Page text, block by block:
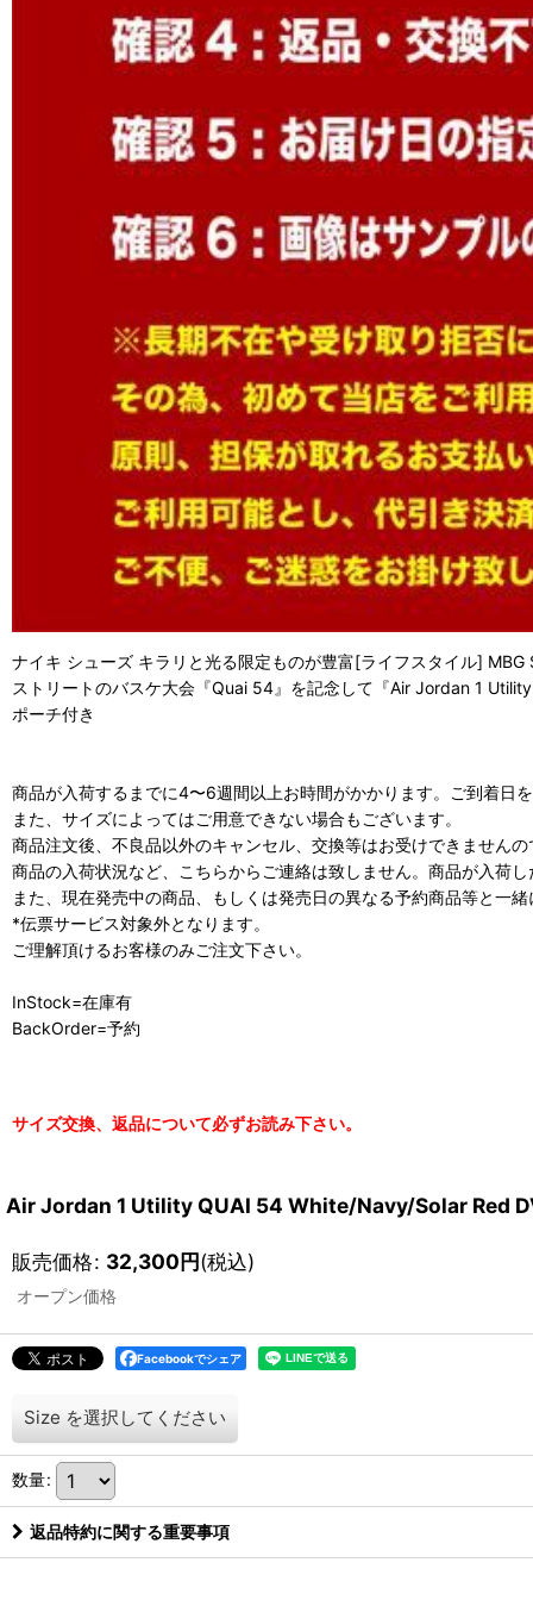
ナイキ シューズ キラリと光る限定ものが豊富[ライフスタイル]
ストリートのバスケ大会『Quai 54』を記念して『Air Jordan 1
ポーチ付き
商品が入荷するまでに4〜6週間以上お時間がかかります。ご到着日
また、サイズによってはご用意できない場合もございます。
商品注文後、不良品以外のキャンセル、交換等はお受けできません
商品の入荷状況など、こちらからご連絡は致しません。商品が入荷
また、現在発売中の商品、もしくは発売日の異なる予約商品等と一
*伝票サービス対象外となります。
ご理解頂けるお客様のみご注文下さい。
InStock=在庫有
BackOrder=予約
サイズ交換、返品について必ずお読み下さい。
Air Jordan 1 Utility QUAI 54 White/Navy/Solar Red
販売価格: 32,300円(税込)
オープン価格
Facebookでシェア
Size を選択してください
数量:
返品特約に関する重要事項